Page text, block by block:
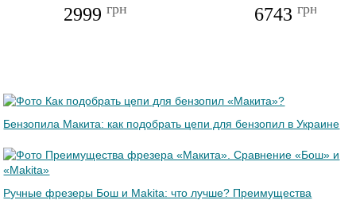
2999грн 6743грн
Бензопила Макита: как подобрать цепи для бензопил в Украине
Ручные фрезеры Бош и Makita: что лучше? Преимущества